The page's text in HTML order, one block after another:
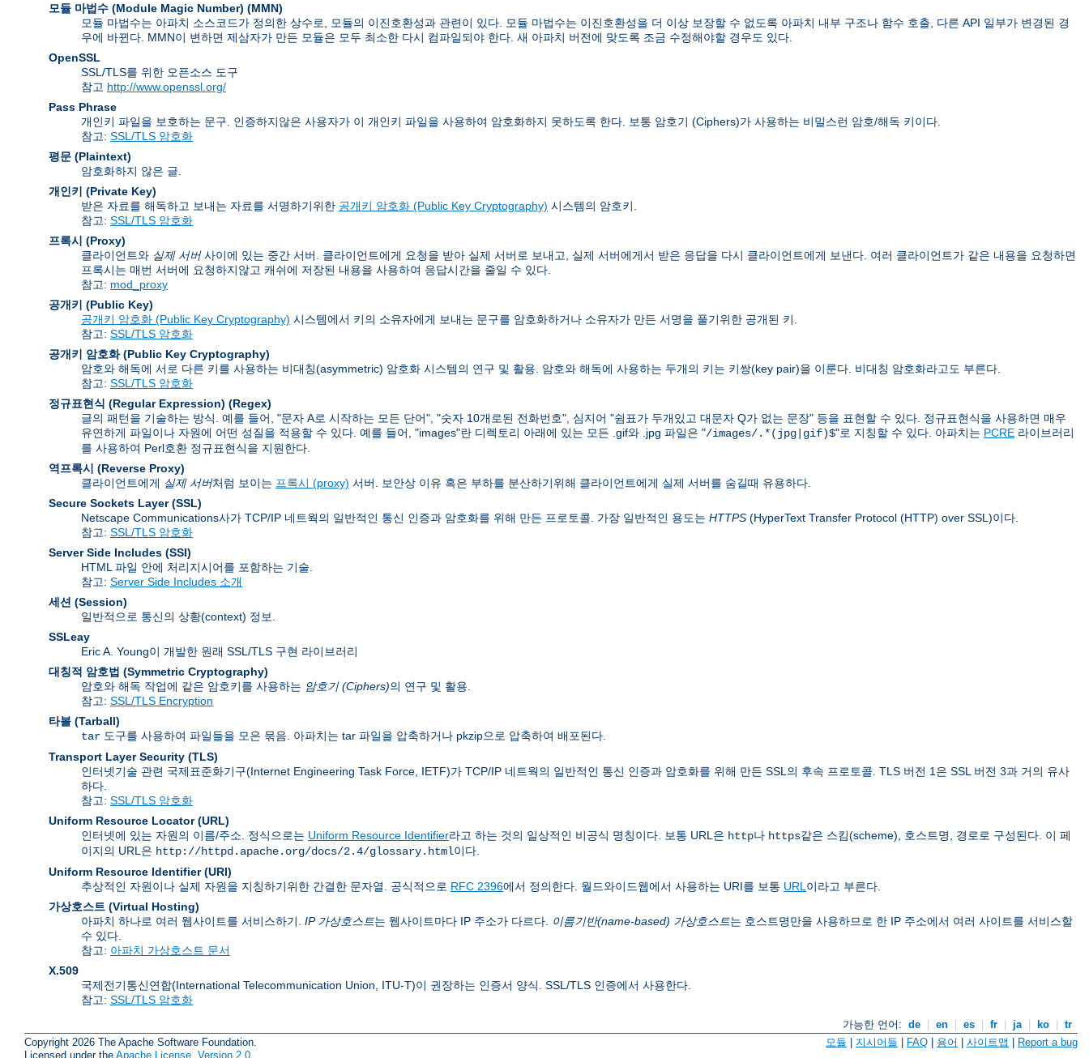
모듈 마법수 (Module Magic Number) (MMN)
모듈 마법수는 아파치 소스코드가 정의한 상수로, 모듈의 이진호환성과 관련이 있다. 모듈 마법수는 이진호환성을 더 이상 보장할 수 없도록 아파치 내부 구조나 함수 호출, 다른 API 일부가 변경된 경
우에 바뀐다. MMN이 변하면 제삼자가 만든 모듈은 모두 최소한 다시 컴파일되야 한다. 새 아파치 버전에 맞도록 조금 수정해야할 경우도 있다.
OpenSSL
SSL/TLS를 위한 오픈소스 도구
참고 http://www.openssl.org/
Pass Phrase
개인키 파일을 보호하는 문구. 인증하지않은 사용자가 이 개인키 파일을 사용하여 암호화하지 못하도록 한다. 보통 암호기 (Ciphers)가 사용하는 비밀스런 암호/해독 키이다.
참고: SSL/TLS 암호화
평문 (Plaintext)
암호화하지 않은 글.
개인키 (Private Key)
받은 자료를 해독하고 보내는 자료를 서명하기위한 공개키 암호화 (Public Key Cryptography) 시스템의 암호키.
참고: SSL/TLS 암호화
프록시 (Proxy)
클라이언트와 실제 서버사이에 있는 중간 서버. 클라이언트에게 요청을 받아 실제 서버로 보내고, 실제 서버에게서 받은 응답을 다시 클라이언트에게 보낸다. 여러 클라이언트가 같은 내용을 요청하면
프록시는 매번 서버에 요청하지않고 캐쉬에 저장된 내용을 사용하여 응답시간을 줄일 수 있다.
참고: mod_proxy
공개키 (Public Key)
공개키 암호화 (Public Key Cryptography) 시스템에서 키의 소유자에게 보내는 문구를 암호화하거나 소유자가 만든 서명을 풀기위한 공개된 키.
참고: SSL/TLS 암호화
공개키 암호화 (Public Key Cryptography)
암호와 해독에 서로 다른 키를 사용하는 비대칭(asymmetric) 암호화 시스템의 연구 및 활용. 암호와 해독에 사용하는 두개의 키는 키쌍(key pair)을 이룬다. 비대칭 암호화라고도 부른다.
참고: SSL/TLS 암호화
정규표현식 (Regular Expression) (Regex)
글의 패턴을 기술하는 방식. 예를 들어, "문자 A로 시작하는 모든 단어", "숫자 10개로된 전화번호", 심지어 "쉼표가 두개있고 대문자 Q가 없는 문장" 등을 표현할 수 있다. 정규표현식을 사용하면 매우
유연하게 파일이나 자원에 어떤 성질을 적용할 수 있다. 예를 들어, "images"란 디렉토리 아래에 있는 모든 .gif와 .jpg 파일은 "/images/.*(jpg|gif)$"로 지칭할 수 있다. 아파치는 PCRE 라이브러리
를 사용하여 Perl호환 정규표현식을 지원한다.
역프록시 (Reverse Proxy)
클라이언트에게 실제 서버처럼 보이는 프록시 (proxy) 서버. 보안상 이유 혹은 부하를 분산하기위해 클라이언트에게 실제 서버를 숨길때 유용하다.
Secure Sockets Layer (SSL)
Netscape Communications사가 TCP/IP 네트웍의 일반적인 통신 인증과 암호화를 위해 만든 프로토콜. 가장 일반적인 용도는 HTTPS (HyperText Transfer Protocol (HTTP) over SSL)이다.
참고: SSL/TLS 암호화
Server Side Includes (SSI)
HTML 파일 안에 처리지시어를 포함하는 기술.
참고: Server Side Includes 소개
세션 (Session)
일반적으로 통신의 상황(context) 정보.
SSLeay
Eric A. Young이 개발한 원래 SSL/TLS 구현 라이브러리
대칭적 암호법 (Symmetric Cryptography)
암호와 해독 작업에 같은 암호키를 사용하는 암호기 (Ciphers)의 연구 및 활용.
참고: SSL/TLS Encryption
타볼 (Tarball)
tar 도구를 사용하여 파일들을 모은 묶음. 아파치는 tar 파일을 압축하거나 pkzip으로 압축하여 배포된다.
Transport Layer Security (TLS)
인터넷기술 관련 국제표준화기구(Internet Engineering Task Force, IETF)가 TCP/IP 네트웍의 일반적인 통신 인증과 암호화를 위해 만든 SSL의 후속 프로토콜. TLS 버전 1은 SSL 버전 3과 거의 유사
하다.
참고: SSL/TLS 암호화
Uniform Resource Locator (URL)
인터넷에 있는 자원의 이름/주소. 정식으로는 Uniform Resource Identifier라고 하는 것의 일상적인 비공식 명칭이다. 보통 URL은 http나 https같은 스킴(scheme), 호스트명, 경로로 구성된다. 이 페
이지의 URL은 http://httpd.apache.org/docs/2.4/glossary.html이다.
Uniform Resource Identifier (URI)
추상적인 자원이나 실제 자원을 지칭하기위한 간결한 문자열. 공식적으로 RFC 2396에서 정의한다. 월드와이드웹에서 사용하는 URI를 보통 URL 이라고 부른다.
가상호스트 (Virtual Hosting)
아파치 하나로 여러 웹사이트를 서비스하기. IP 가상호스트는 웹사이트마다 IP 주소가 다르다. 이름기반(name-based) 가상호스트는 호스트명만을 사용하므로 한 IP 주소에서 여러 사이트를 서비스할
수 있다.
참고: 아파치 가상호스트 문서
X.509
국제전기통신연합(International Telecommunication Union, ITU-T)이 권장하는 인증서 양식. SSL/TLS 인증에서 사용한다.
참고: SSL/TLS 암호화
가능한 언어: de | en | es | fr | ja | ko | tr
Copyright 2026 The Apache Software Foundation.
Licensed under the Apache License, Version 2.0
모듈 지시어들 FAQ 용어 사이트맵 Report a bug